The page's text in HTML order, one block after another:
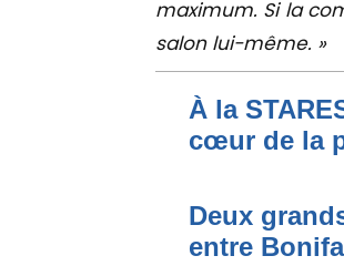
maximum. Si la
salon lui-même. »
À la
cœur de la
Deux
entre